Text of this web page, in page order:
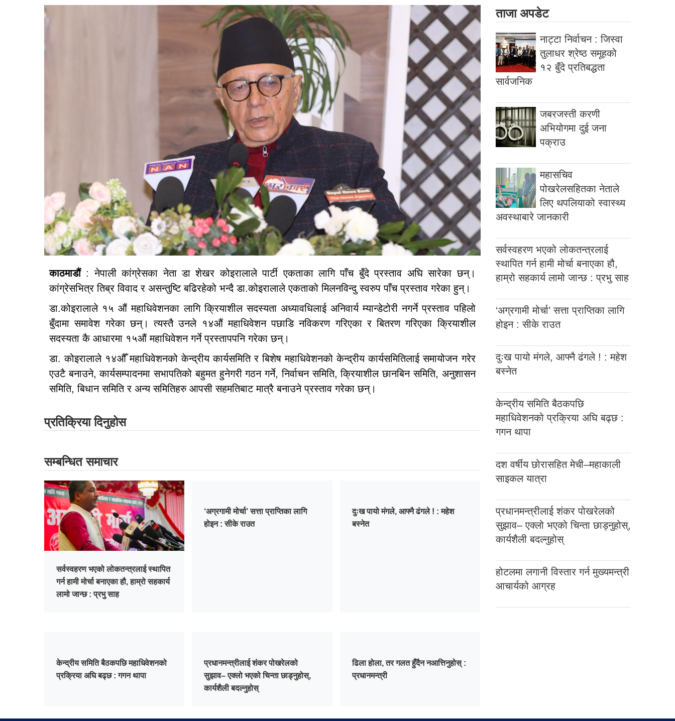
काठमाडौं: नेपाली कांग्रेसका नेता डा शेखर कोइरालाले पार्टी एकताका लागि पाँच बुँदे प्रस्ताव अघि सारेका छन्।
कांग्रेसभित्र तिब्र विवाद र असन्तुष्टि बढिरहेको भन्दै डा.कोइरालाले एकताको मिलनविन्दु स्वरुप पाँच प्रस्ताव गरेका हुन्।
डा.कोइरालाले १५ औं महाधिवेशनका लागि क्रियाशील सदस्यता अध्यावधिलाई अनिवार्य म्यान्डेटोरी नगर्ने प्रस्ताव पहिलो
बुँदामा समावेश गरेका छन्। त्यस्तै उनले १४औं महाधिवेशन पछाडि नविकरण गरिएका र बितरण गरिएका क्रियाशील
सदस्यता कै आधारमा १५औं महाधिवेशन गर्ने प्रस्तापपनि गरेका छन्।
डा. कोइरालाले १४औँ महाधिवेशनको केन्द्रीय कार्यसमिति र बिशेष महाधिवेशनको केन्द्रीय कार्यसमितिलाई समायोजन गरेर
एउटै बनाउने, कार्यसम्पादनमा सभापतिको बहुमत हुनेगरी गठन गर्ने, निर्वाचन समिति, क्रियाशील छानबिन समिति, अनुशासन
समिति, बिधान समिति र अन्य समितिहरु आपसी सहमतिबाट मात्रै बनाउने प्रस्ताव गरेका छन्।
प्रतिक्रिया दिनुहोस
सम्बन्धित समाचार
सर्वस्वहरण भएको लोकतन्त्रलाई स्थापित
गर्न हामी मोर्चा बनाएका हौ, हाम्रो सहकार्य
लामो जान्छ : प्रभु साह
‘अग्रगामी मोर्चा’ सत्ता प्राप्तिका लागि
होइन : सीके राउत
दुःख पायो मंगले, आफ्नै ढंगले ! : महेश
बस्नेत
केन्द्रीय समिति बैठकपछि महाधिवेशनको
प्रक्रिया अघि बढ्छ : गगन थापा
प्रधानमन्त्रीलाई शंकर पोखरेलको
सुझाव– एक्लो भएको चिन्ता छाड्नुहोस्,
कार्यशैली बदल्नुहोस्
ढिला होला, तर गलत हुँदैन नआत्तिनुहोस् :
प्रधानमन्त्री
ताजा अपडेट
नाट्टा निर्वाचन : जिस्वा
तुलाधर श्रेष्ठ समूहको
१२ बुँदे प्रतिबद्धता
सार्वजनिक
जबरजस्ती करणी
अभियोगमा दुई जना
पक्राउ
महासचिव
पोखरेलसहितका नेताले
लिए थपलियाको स्वास्थ्य
अवस्थाबारे जानकारी
सर्वस्वहरण भएको लोकतन्त्रलाई
स्थापित गर्न हामी मोर्चा बनाएका हौ,
हाम्रो सहकार्य लामो जान्छ : प्रभु साह
‘अग्रगामी मोर्चा’ सत्ता प्राप्तिका लागि
होइन : सीके राउत
दुःख पायो मंगले, आफ्नै ढंगले ! : महेश
बस्नेत
केन्द्रीय समिति बैठकपछि
महाधिवेशनको प्रक्रिया अघि बढ्छ :
गगन थापा
दश वर्षीय छोरासहित मेची–महाकाली
साइकल यात्रा
प्रधानमन्त्रीलाई शंकर पोखरेलको
सुझाव– एक्लो भएको चिन्ता छाड्नुहोस्,
कार्यशैली बदल्नुहोस्
होटलमा लगानी विस्तार गर्न मुख्यमन्त्री
आचार्यको आग्रह